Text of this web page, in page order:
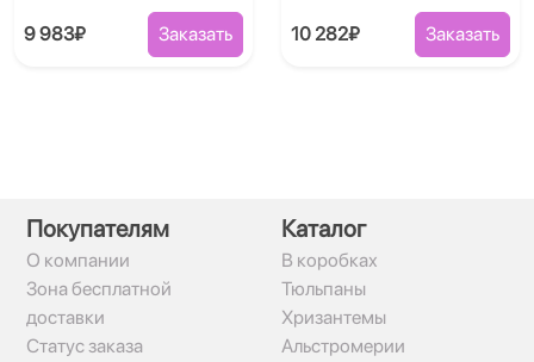
9 983₽ Заказать 10 282₽ Заказать
Покупателям
О компании
Зона бесплатной
доставки
Статус заказа
Каталог
В коробках
Тюльпаны
Хризантемы
Альстромерии